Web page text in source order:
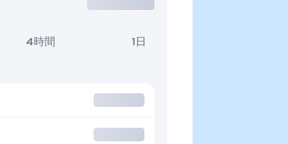
4時間 1日